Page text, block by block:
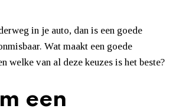
in je auto, dan is een goede
Wat maakt een goede
welke van al deze keuzes is het beste?
een